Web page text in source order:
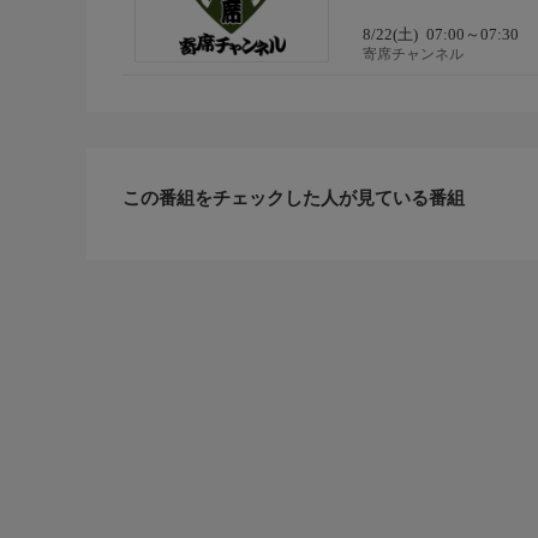
8/22(土) 07:00～07:30
寄席チャンネル
この番組をチェックした人が見ている番組